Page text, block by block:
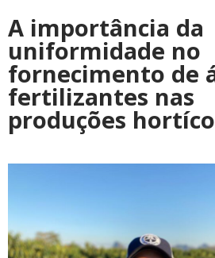
A importância da
uniformidade no
fornecimento de
fertilizantes nas
produções